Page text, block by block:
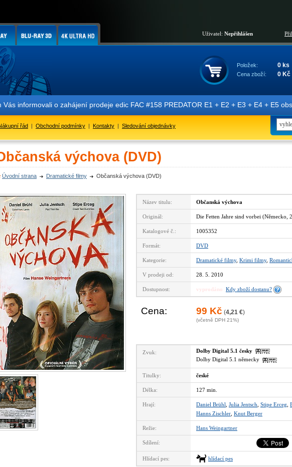
Uživatel: Nepřihlášen
Položek: 0 ks
Cena zboží: 0 Kč
informovali o zahájení prodeje edic FAC #158 PREDATOR E1 + E2 + E3 + E4 + E5
řád | Obchodní podmínky | Kontakty | Sledování objednávky
výchova (DVD)
Úvodní strana Dramatické filmy Občanská výchova (DVD)
Název titulu: Občanská výchova
Originál: Die Fetten Jahre sind vorbei (Německo,
Katalogové č.: 1005352
Formát: DVD
Kategorie: Dramatické filmy, Krimi filmy,
V prodeji od: 28. 5. 2010
Dostupnost: vyprodáno Kdy zboží dostanu?
Cena: 99 Kč (4,21 €)
(včetně DPH 21%)
Zvuk:
Dolby Digital 5.1 česky
Dolby Digital 5.1 německy
Titulky: české
Délka: 127 min.
Hrají: Daniel Brühl Julia Jentsch Stipe Erceg
Hanns Zischler Knut Berger
Režie: Hans Weingartner
Sdílení:
Hlídací pes: hlídací pes